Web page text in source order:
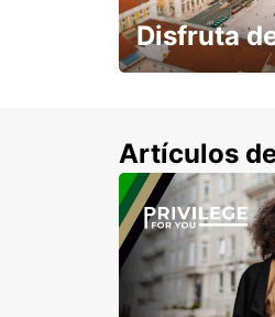
Disfruta
Artículos